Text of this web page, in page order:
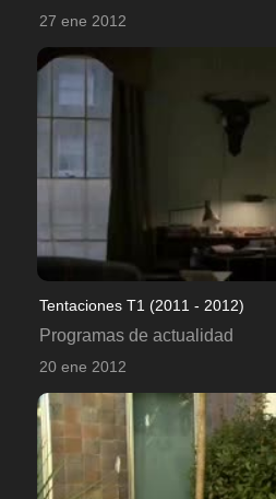
27 ene 2012
Tentaciones T1 (2011 - 2012)
Programas de actualidad
20 ene 2012